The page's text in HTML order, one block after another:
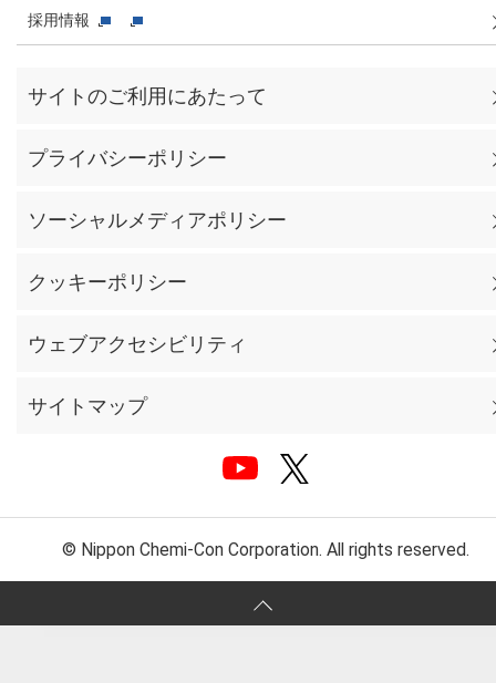
採用情報
サイトのご利用にあたって
プライバシーポリシー
ソーシャルメディアポリシー
クッキーポリシー
ウェブアクセシビリティ
サイトマップ
© Nippon Chemi-Con Corporation. All rights reserved.